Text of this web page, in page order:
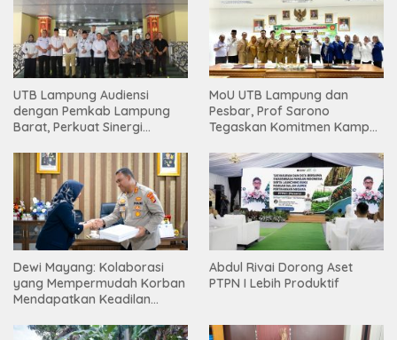
UTB Lampung Audiensi
dengan Pemkab Lampung
Barat, Perkuat Sinergi
Tinggi
MoU UTB Lampung dan
Pesbar, Prof Sarono
Tegaskan Komitmen Kampus
Masyarakat
Dewi Mayang: Kolaborasi
yang Mempermudah Korban
Mendapatkan Keadilan
Abdul Rivai Dorong Aset
PTPN I Lebih Produktif